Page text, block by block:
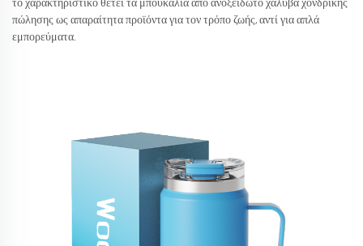
το χαρακτηριστικό θέτει τα μπουκάλια από ανοξείδωτο χάλυβα χονδρικής
πώλησης ως απαραίτητα προϊόντα για τον τρόπο ζωής, αντί για απλά
εμπορεύματα.